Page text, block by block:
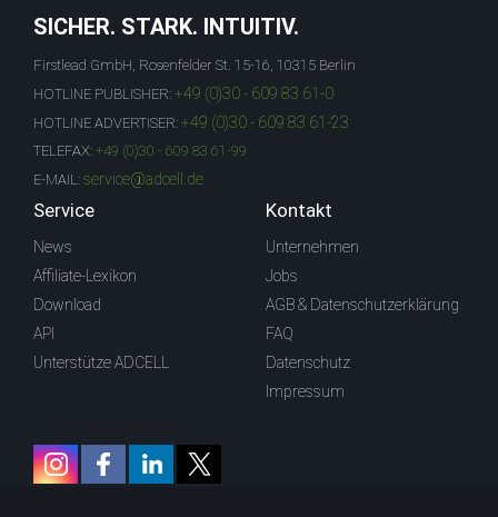
SICHER. STARK. INTUITIV.
Firstlead GmbH, Rosenfelder St. 15-16, 10315 Berlin
HOTLINE PUBLISHER: +49 (0)30 - 609 83 61-0
HOTLINE ADVERTISER: +49 (0)30 - 609 83 61-23
TELEFAX: +49 (0)30 - 609 83 61-99
E-MAIL: service@adcell.de
Service
News
Affiliate-Lexikon
Download
API
Unterstütze ADCELL
Kontakt
Unternehmen
Jobs
AGB & Datenschutzerklärung
FAQ
Datenschutz
Impressum